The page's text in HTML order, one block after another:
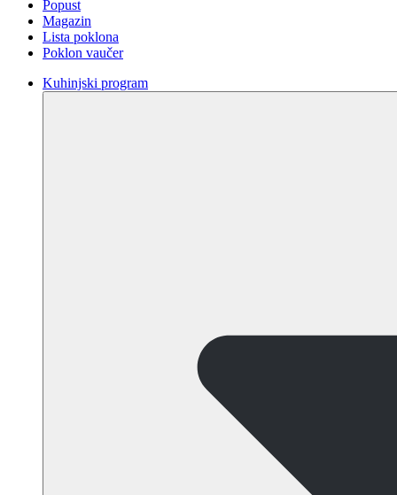
Popust
Magazin
Lista poklona
Poklon vaučer
Kuhinjski program